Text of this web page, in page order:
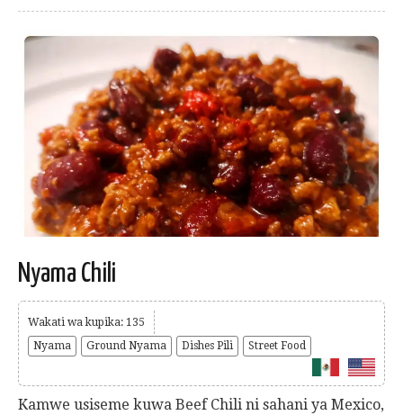
Nyama Chili
Wakati wa kupika: 135
Nyama
Ground Nyama Dishes Pili Street Food
Kamwe usiseme kuwa Beef Chili ni sahani ya Mexico,